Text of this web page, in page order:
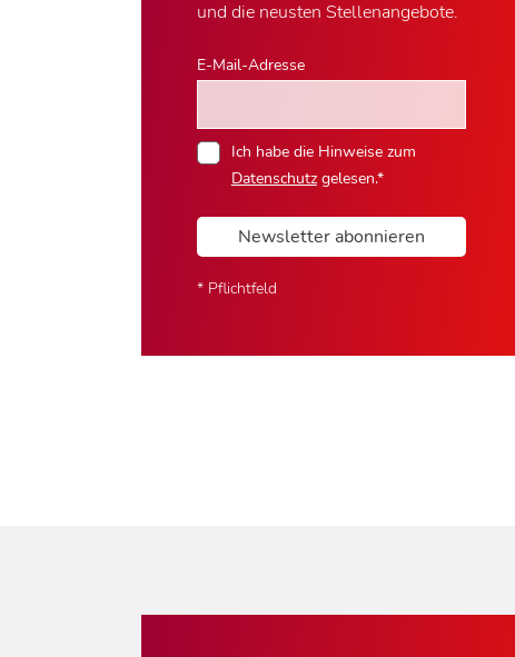
und die neusten Stellenangebote.
E-Mail-Adresse
Ich habe die Hinweise zum
Datenschutzgelesen.*
Newsletter abonnieren
* Pflichtfeld